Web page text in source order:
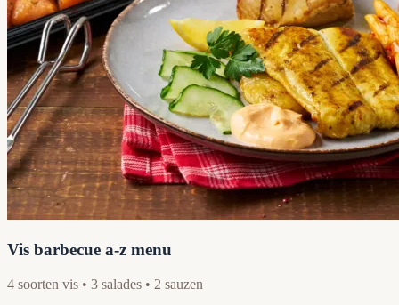
Vis barbecue a-z menu
4 soorten vis • 3 salades • 2 sauzen